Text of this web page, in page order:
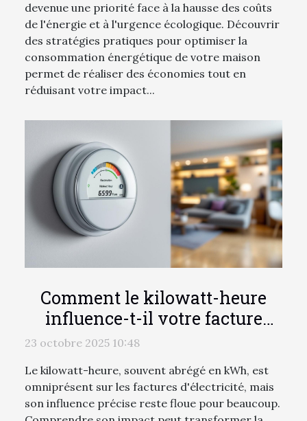
devenue une priorité face à la hausse des coûts
de l'énergie et à l'urgence écologique. Découvrir
des stratégies pratiques pour optimiser la
consommation énergétique de votre maison
permet de réaliser des économies tout en
réduisant votre impact...
Comment le kilowatt-heure
influence-t-il votre facture
d'électricité?
23 octobre 2025 10:48
Le kilowatt-heure, souvent abrégé en kWh, est
omniprésent sur les factures d'électricité, mais
son influence précise reste floue pour beaucoup.